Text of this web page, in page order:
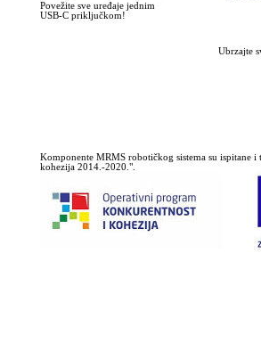
Povežite sve uređaje jednim
USB-C priključkom!
Ubrzajte
Komponente MRMS robotičkog sistema su
kohezija 2014.-2020.".